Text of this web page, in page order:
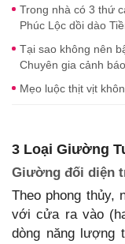
Trong nhà có 3 thứ
Phúc Lộc dồi dào
Tại sao không nên
Chuyên gia cảnh
Mẹo luộc thịt vịt
3 Loại Giường
Giường đối diện
Theo phong thủy,
với cửa ra vào
dòng năng lượng